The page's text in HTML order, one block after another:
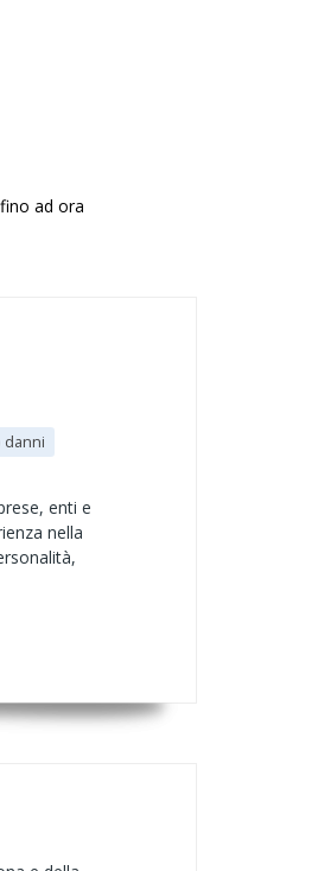
ad ora
danni
enti e
nella